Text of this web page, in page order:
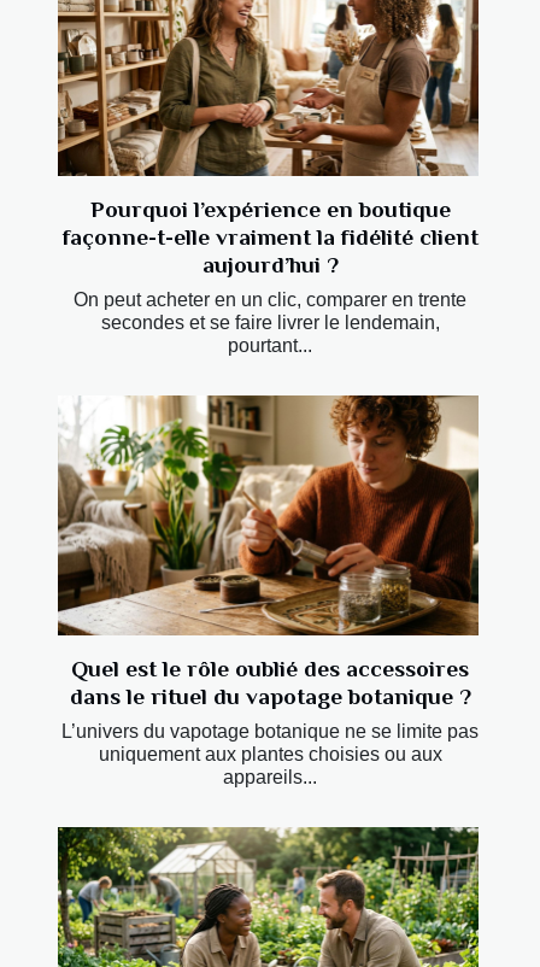
Pourquoi l’expérience en boutique
façonne-t-elle vraiment la fidélité client
aujourd’hui ?
On peut acheter en un clic, comparer en trente
secondes et se faire livrer le lendemain,
pourtant...
Quel est le rôle oublié des accessoires
dans le rituel du vapotage botanique ?
L’univers du vapotage botanique ne se limite pas
uniquement aux plantes choisies ou aux
appareils...